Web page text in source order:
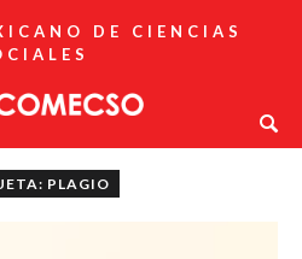
DE CIENCIAS
PLAGIO